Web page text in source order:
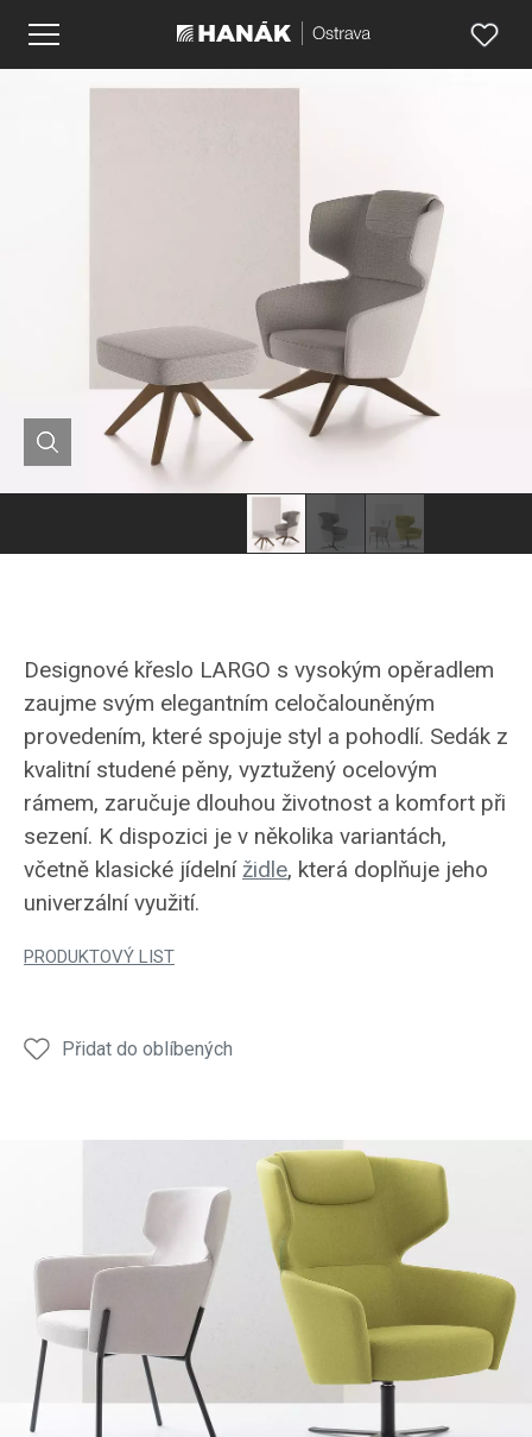
Designové křeslo LARGO s vysokým opěradlem
zaujme svým elegantním celočalouněným
provedením, které spojuje styl a pohodlí. Sedák z
kvalitní studené pěny, vyztužený ocelovým
rámem, zaručuje dlouhou životnost a komfort při
sezení. K dispozici je v několika variantách,
včetně klasické jídelnížidle, která doplňuje jeho
univerzální využití.
PRODUKTOVÝ LIST
Přidat do oblíbených